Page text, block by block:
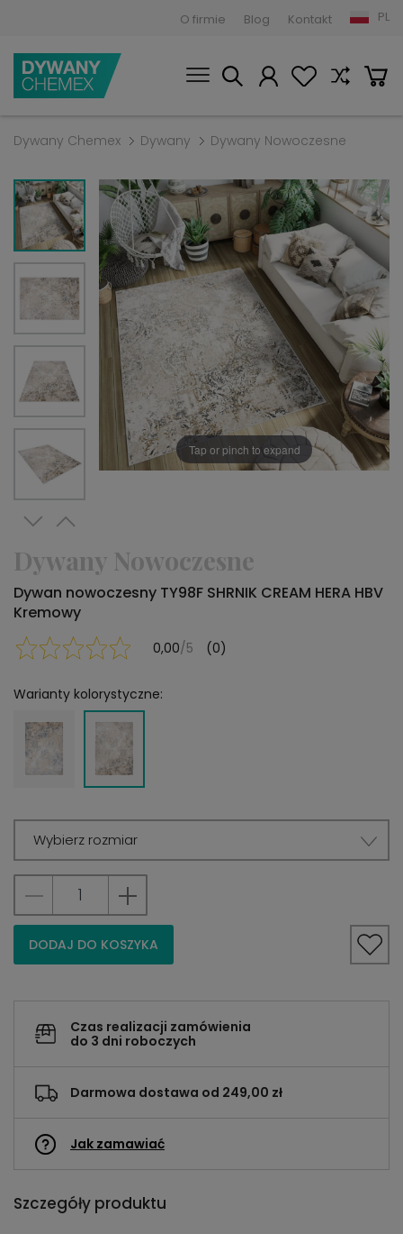
O firmie Blog Kontakt PL
Dywany Chemex Dywany Dywany Nowoczesne
Tap or pinch to expand
Dywany Nowoczesne
Dywan nowoczesny TY98F SHRNIK CREAM HERA HBV
Kremowy
0,00/5 (0)
Warianty kolorystyczne:
Wybierz rozmiar
DODAJ DO KOSZYKA
Czas realizacji zamówienia
do 3 dni roboczych
Darmowa dostawa od 249,00 zł
Jak zamawiać
Szczegóły produktu